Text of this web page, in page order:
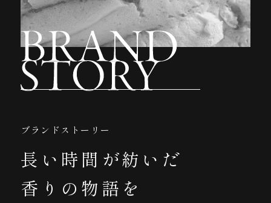
ブランドストーリー
長い時間が紡いだ
香りの物語を